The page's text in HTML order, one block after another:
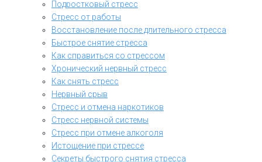
Подростковый стресс
Стресс от работы
Восстановление после длительного стресса
Быстрое снятие стресса
Как справиться со стрессом
Хронический нервный стресс
Как снять стресс
Нервный срыв
Стресс и отмена наркотиков
Стресс нервной системы
Стресс при отмене алкоголя
Истощение при стрессе
Секреты быстрого снятия стресса